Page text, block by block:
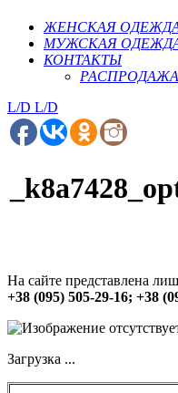
ЖЕНСКАЯ
МУЖСКАЯ
КОНТАКТЫ
РАСПРОДАЖА
L/D L/D
На сайте представлена
+38 (095) 505-29-16; +38
Загрузка ...